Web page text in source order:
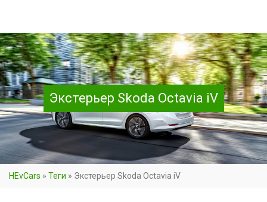
Экстерьер Skoda Octavia iV
HEvCars » Теги » Экстерьер Skoda Octavia iV